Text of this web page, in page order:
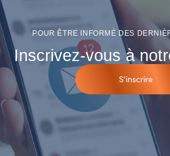
POUR ÊTRE INFORMÉ DES
Inscrivez-vous à
S'inscrire